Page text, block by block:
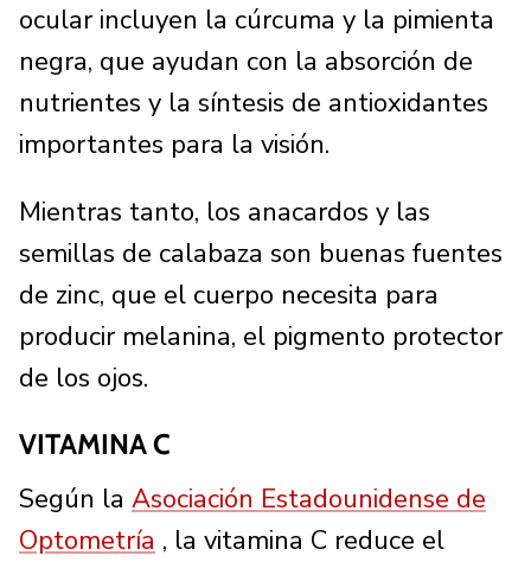
ocular incluyen la cúrcuma y la pimienta
negra, que ayudan con la absorción de
nutrientes y la síntesis de antioxidantes
importantes para la visión.
Mientras tanto, los anacardos y las
semillas de calabaza son buenas fuentes
de zinc, que el cuerpo necesita para
producir melanina, el pigmento protector
de los ojos.
VITAMINA C
Según la Asociación Estadounidense de
Optometría , la vitamina C reduce el